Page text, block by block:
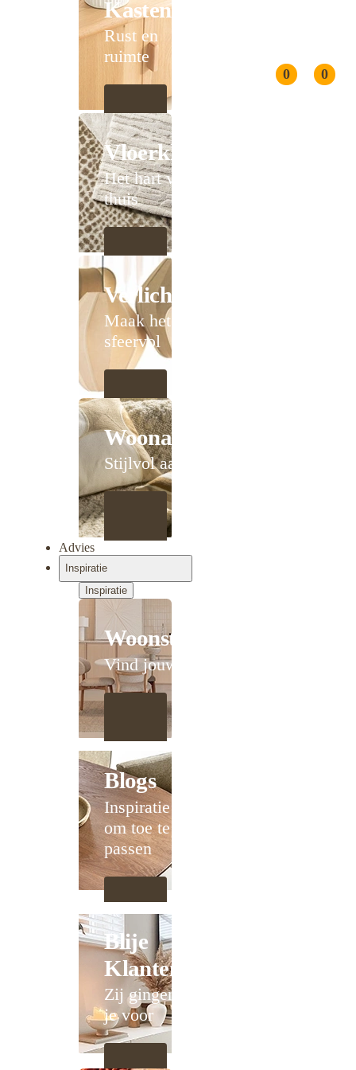
0 0
Kasten
Rust en
ruimte
Vloerkleden
Het hart van
thuis
Verlichting
Maak het
sfeervol
Woonaccessoires
Stijlvol aanschuiven
Advies
Inspiratie
Inspiratie
Woonstijlen
Vind jouw stijl
Blogs
Inspiratie
om toe te
passen
Blije
Klanten
Zij gingen
je voor